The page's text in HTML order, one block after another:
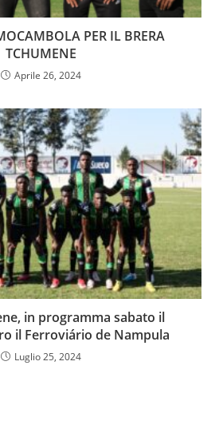
PER IL BRERA
TCHUMENE
Aprile 26, 2024
in programma sabato il
il Ferroviário de Nampula
Luglio 25, 2024